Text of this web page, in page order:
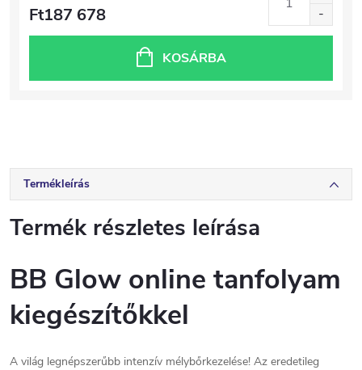
Ft187 678
KOSÁRBA
Termékleírás
Termék részletes leírása
BB Glow online tanfolyam
kiegészítőkkel
A világ legnépszerűbb intenzív mélybőrkezelése! Az eredetileg